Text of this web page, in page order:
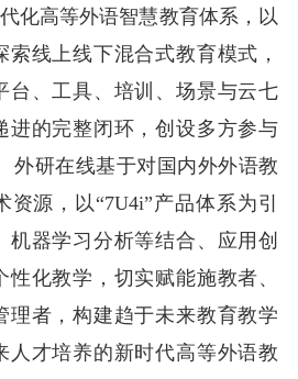
化高等外语智慧教育体系，以
线上线下混合式教育模式，
台、工具、培训、场景与云七
进的完整闭环，创设多方参与
外研在线基于对国内外外语教
源，以“7U4i”产品体系为引
机器学习分析等结合、应用创
化教学，切实赋能施教者、
理者，构建趋于未来教育教学
人才培养的新时代高等外语教